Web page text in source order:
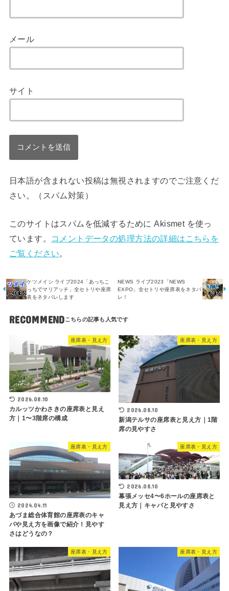
メール
サイト
日本語が含まれない投稿は無視されますのでご注意くだ
さい。（スパム対策）
このサイトはスパムを低減するために Akismet を使っ
ています。
コメントデータの処理方法の詳細はこちらを
ご覧ください。
ケツメイシ ライブ2024「あっちこ
っちでマリアッチ」全セトリや座席
表をネタバレします
NEWS ライブ2023「NEWS
EXPO」全セトリや座席表をネタバ
レ！
RECOMMEND
座席表・見え方
2026.08.10
カルッツかわさきの座席表と見え
方｜1〜3階席の構成
座席表・見え方
2026.08.10
新潟テルサの座席表と見え方｜1階
席の見やすさ
座席表・見え方
2024.04.11
あづま総合体育館の座席表のキャ
パや見え方を画像で紹介！見やす
さはどうなの？
座席表・見え方
2026.08.10
幕張メッセ4〜6ホールの座席表と
見え方｜キャパと見やすさ
座席表・見え方 座席表・見え方